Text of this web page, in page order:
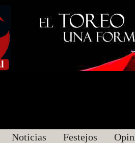
Noticias Festejos